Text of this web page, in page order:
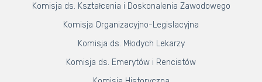
Komisja ds. Kształcenia i Doskonalenia Zawodowego
Komisja Organizacyjno-Legislacyjna
Komisja ds. Młodych Lekarzy
Komisja ds. Emerytów i Rencistów